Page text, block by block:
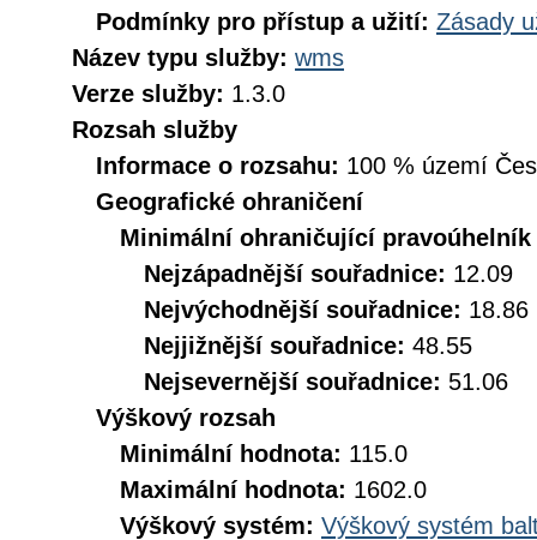
Podmínky pro přístup a užití: Zásady
Název typu služby: wms
Verze služby: 1.3.0
Rozsah služby
Informace o rozsahu: 100 % území
Geografické ohraničení
Minimální ohraničující pravoúhelník
Nejzápadnější souřadnice: 12.09
Nejvýchodnější souřadnice: 18.86
Nejjižnější souřadnice: 48.55
Nejsevernější souřadnice: 51.06
Výškový rozsah
Minimální hodnota: 115.0
Maximální hodnota: 1602.0
Výškový systém: Výškový systém